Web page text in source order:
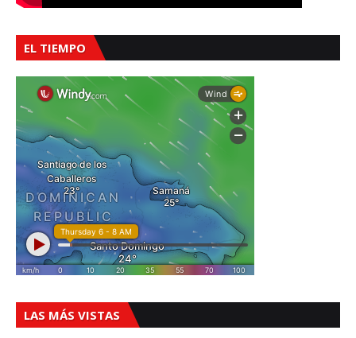
EL TIEMPO
LAS MÁS VISTAS